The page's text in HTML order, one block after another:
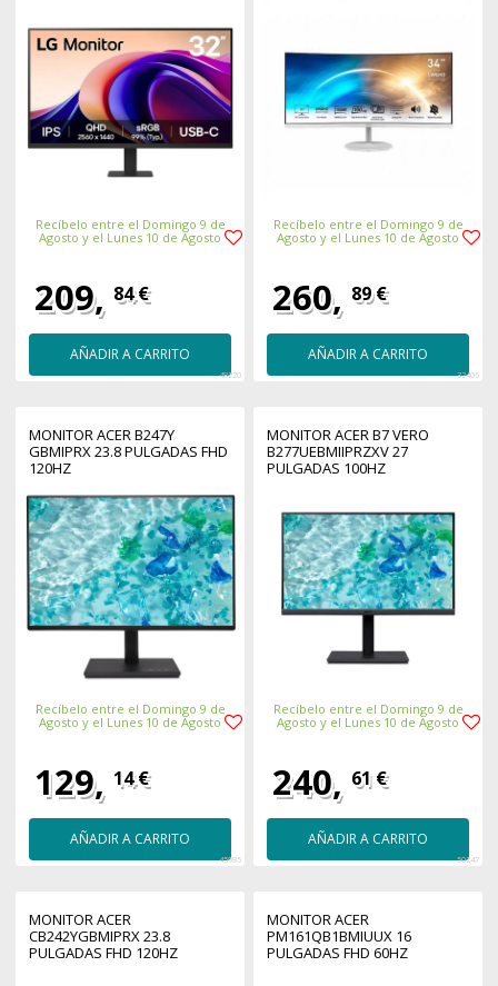
Recíbelo entre el Domingo 9 de
Agosto y el Lunes 10 de Agosto
209, 84 €
AÑADIR A CARRITO
48220
Recíbelo entre el Domingo 9 de
Agosto y el Lunes 10 de Agosto
260, 89 €
AÑADIR A CARRITO
32406
MONITOR ACER B247Y
GBMIPRX 23.8 PULGADAS FHD
120HZ
Recíbelo entre el Domingo 9 de
Agosto y el Lunes 10 de Agosto
129, 14 €
AÑADIR A CARRITO
45985
MONITOR ACER B7 VERO
B277UEBMIIPRZXV 27
PULGADAS 100HZ
Recíbelo entre el Domingo 9 de
Agosto y el Lunes 10 de Agosto
240, 61 €
AÑADIR A CARRITO
50247
MONITOR ACER
CB242YGBMIPRX 23.8
PULGADAS FHD 120HZ
MONITOR ACER
PM161QB1BMIUUX 16
PULGADAS FHD 60HZ